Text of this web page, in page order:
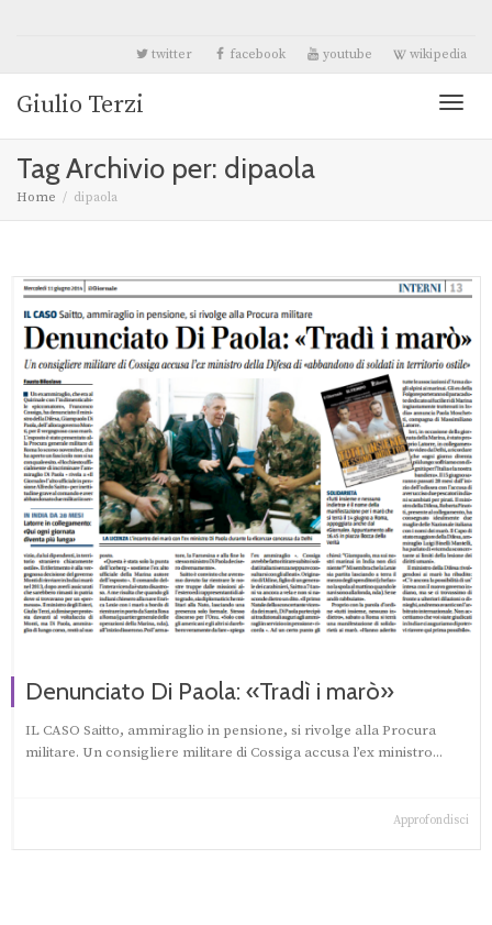
twitter facebook youtube wikipedia
Giulio Terzi
Tag Archivio per: dipaola
Home dipaola
Denunciato Di Paola: «Tradì i marò»
IL CASO Saitto, ammiraglio in pensione, si rivolge alla Procura
militare. Un consigliere militare di Cossiga accusa l’ex ministro...
Approfondisci